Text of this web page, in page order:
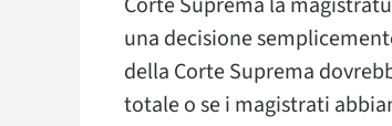
una decisione
della Corte Suprema
totale o se i magistrati